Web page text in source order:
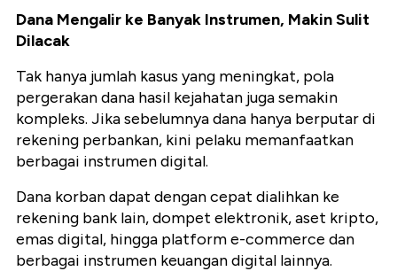
Dana Mengalir ke Banyak Instrumen, Makin Sulit
Dilacak
Tak hanya jumlah kasus yang meningkat, pola
pergerakan dana hasil kejahatan juga semakin
kompleks. Jika sebelumnya dana hanya berputar di
rekening perbankan, kini pelaku memanfaatkan
berbagai instrumen digital.
Dana korban dapat dengan cepat dialihkan ke
rekening bank lain, dompet elektronik, aset kripto,
emas digital, hingga platform e-commerce dan
berbagai instrumen keuangan digital lainnya.